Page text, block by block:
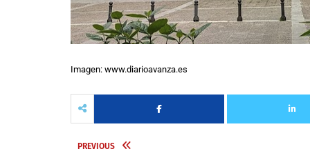
Imagen: www.diarioavanza.es
PREVIOUS